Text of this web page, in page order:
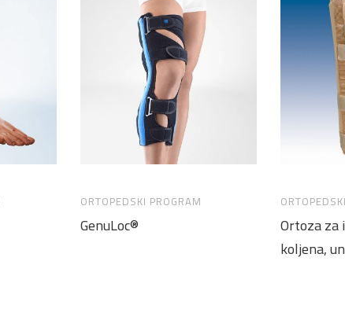
ORTOPEDSKI PROGRAM
GenuLoc®
Ortoza za
koljena,